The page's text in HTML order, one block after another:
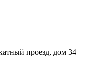
проезд, дом 34